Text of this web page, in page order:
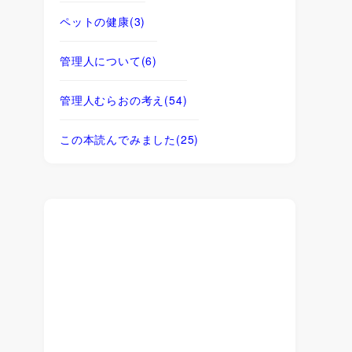
ペットの健康(3)
管理人について(6)
管理人むらおの考え (54)
この本読んでみました(25)